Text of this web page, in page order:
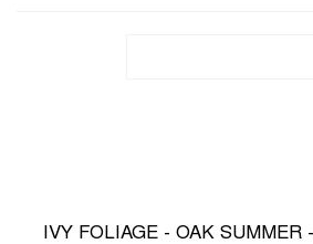
IVY FOLIAGE - OAK SUMMER